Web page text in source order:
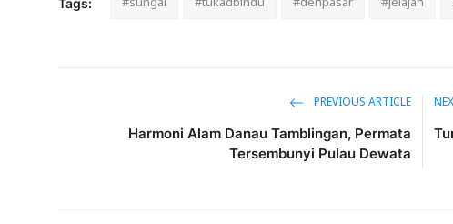
PREVIOUS ARTICLE
Harmoni Alam Danau Tamblingan, Permata
Tersembunyi Pulau Dewata